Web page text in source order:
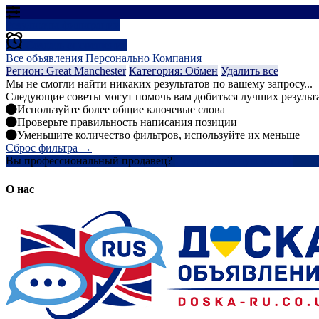
Все объявления Персонально Компания
Регион: Great Manchester Категория: Обмен Удалить все
Мы не смогли найти никаких результатов по вашему запросу...
Следующие советы могут помочь вам добиться лучших
Используйте более общие ключевые слова
Проверьте правильность написания позиции
Уменьшите количество фильтров, используйте их меньше
Сброс фильтра →
Вы профессиональный продавец?
О нас